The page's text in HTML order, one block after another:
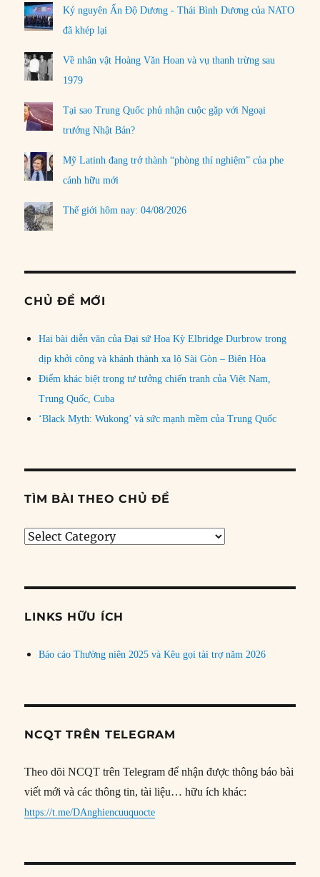
Kỷ nguyên Ấn Độ Dương - Thái Bình Dương của NATO
đã khép lại
Về nhân vật Hoàng Văn Hoan và vụ thanh trừng sau
1979
Tại sao Trung Quốc phủ nhận cuộc gặp với Ngoại
trưởng Nhật Bản?
Mỹ Latinh đang trở thành “phòng thí nghiệm” của phe
cánh hữu mới
Thế giới hôm nay: 04/08/2026
CHỦ ĐỀ MỚI
Hai bài diễn văn của Đại sứ Hoa Kỳ Elbridge Durbrow trong
dịp khởi công và khánh thành xa lộ Sài Gòn – Biên Hòa
Điểm khác biệt trong tư tưởng chiến tranh của Việt Nam,
Trung Quốc, Cuba
‘Black Myth: Wukong’ và sức mạnh mềm của Trung Quốc
TÌM BÀI THEO CHỦ ĐỀ
Tìm
đề
LINKS HỮU ÍCH
Báo cáo Thường niên 2025 và Kêu gọi tài trợ năm 2026
NCQT TRÊN TELEGRAM
Theo dõi NCQT trên Telegram để nhận được thông báo bài
viết mới và các thông tin, tài liệu… hữu ích khác:
https://t.me/DAnghiencuuquocte